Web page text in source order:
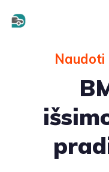
Naudoti